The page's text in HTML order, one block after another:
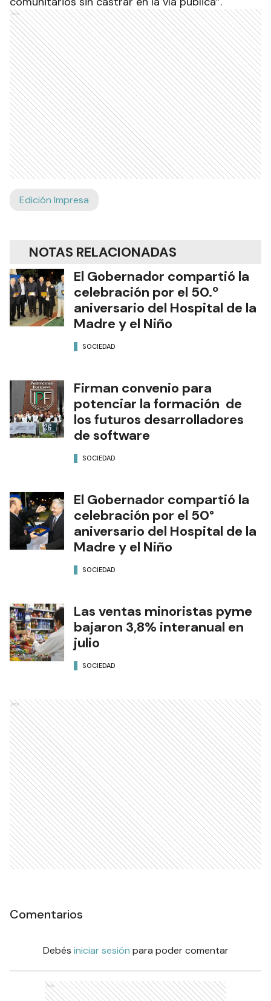
Ads
Edición Impresa
NOTAS RELACIONADAS
El Gobernador compartió la
celebración por el 50.º
aniversario del Hospital de la
Madre y el Niño
SOCIEDAD
Firman convenio para
potenciar la formación de
los futuros desarrolladores
de software
SOCIEDAD
El Gobernador compartió la
celebración por el 50°
aniversario del Hospital de la
Madre y el Niño
SOCIEDAD
Las ventas minoristas pyme
bajaron 3,8% interanual en
julio
SOCIEDAD
Ads
Comentarios
Debés iniciar sesión para poder comentar
Ads